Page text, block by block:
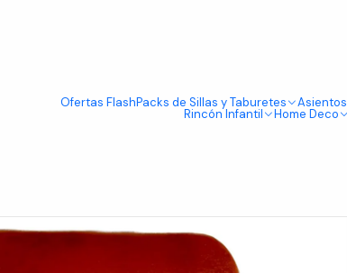
Ofertas FlashPacks de Sillas y Taburetes Asientos
Rincón Infantil Home Deco